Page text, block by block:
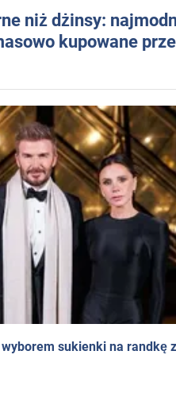
niż dżinsy:
kupowane
wyborem sukienki na randkę